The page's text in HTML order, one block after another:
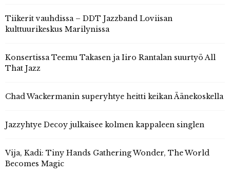
Tiikerit vauhdissa – DDT Jazzband Loviisan
kulttuurikeskus Marilynissa
Konsertissa Teemu Takasen ja Iiro Rantalan suurtyö All
That Jazz
Chad Wackermanin superyhtye heitti keikan Äänekoskella
Jazzyhtye Decoy julkaisee kolmen kappaleen singlen
Vija, Kadi: Tiny Hands Gathering Wonder, The World
Becomes Magic